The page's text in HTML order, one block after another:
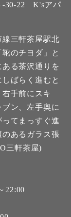
-30-22 K'sアパ
三軒茶屋駅北
のチヨダ」と
ある茶沢通りを
ばらく進むと
手前にスキ
ン、左手奥に
てまっすぐ進
あるガラス張
三軒茶屋)
22:00